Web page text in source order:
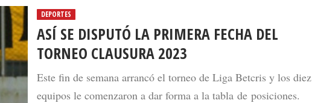
DEPORTES
ASÍ SE DISPUTÓ LA PRIMERA FECHA DEL
TORNEO CLAUSURA 2023
Este fin de semana arrancó el torneo de Liga Betcris y los diez
equipos le comenzaron a dar forma a la tabla de posiciones.